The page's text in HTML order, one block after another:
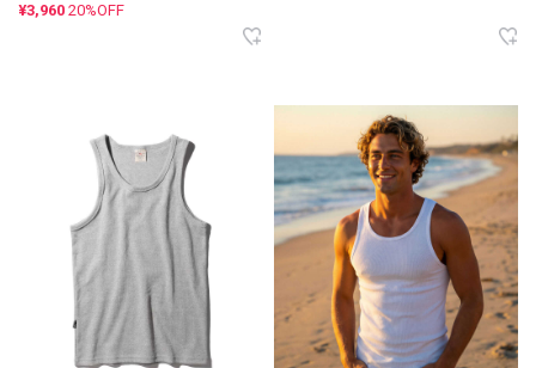
¥3,960 20%OFF